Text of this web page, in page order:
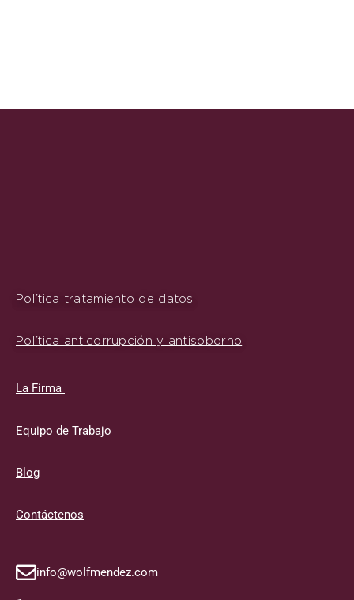
Política tratamiento de datos
Política anticorrupción y antisoborno
La Firma
Equipo de Trabajo
Blog
Contáctenos
info@wolfmendez.com